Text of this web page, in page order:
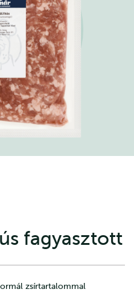
fagyasztott
zsírtartalommal